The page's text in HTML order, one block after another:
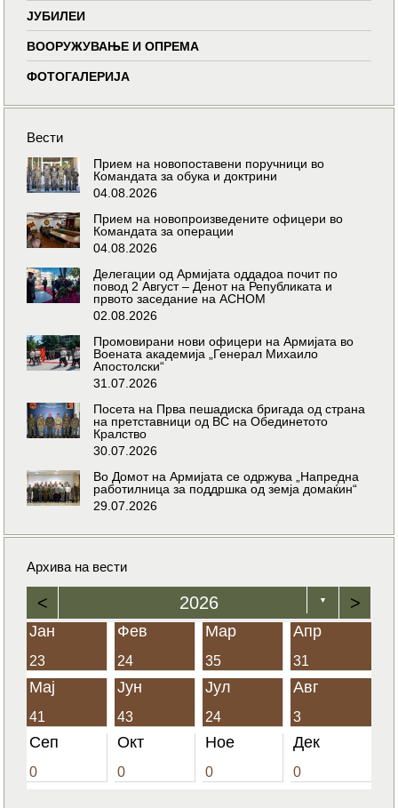
ЈУБИЛЕИ
ВООРУЖУВАЊЕ И ОПРЕМА
ФОТОГАЛЕРИЈА
Вести
Прием на новопоставени поручници во
Командата за обука и доктрини
04.08.2026
Прием на новопроизведените офицери во
Командата за операции
04.08.2026
Делегации од Армијата оддадоа почит по
повод 2 Август – Денот на Републиката и
првото заседание на АСНОМ
02.08.2026
Промовирани нови офицери на Армијата во
Воената академија „Генерал Михаило
Апостолски“
31.07.2026
Посета на Прва пешадиска бригада од страна
на претставници од ВС на Обединетото
Кралство
30.07.2026
Во Домот на Армијата се одржува „Напредна
работилница за поддршка од земја домаќин“
29.07.2026
Архива на вести
< 2026 ▼ >
Јан
23
Фев
24
Мар
35
Апр
31
Мај
41
Јун
43
Јул
24
Авг
3
Сеп
0
Окт
0
Ное
0
Дек
0